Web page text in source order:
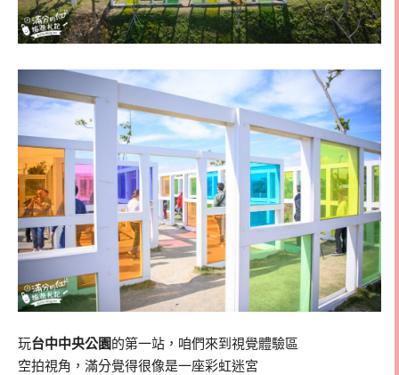
玩台中中央公園的第一站，咱們來到視覺體驗區
空拍視角，滿分覺得很像是一座彩虹迷宮